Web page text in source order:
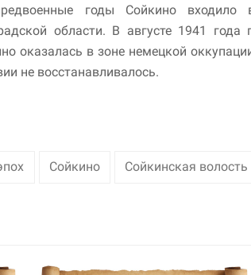
годы Сойкино входило в
области. В августе 1941 года
оказалась в зоне немецкой
не восстанавливалось.
Сойкино Сойкинская волость
вероятность того, что
будете получать
персонализированный
контент и
предложения.